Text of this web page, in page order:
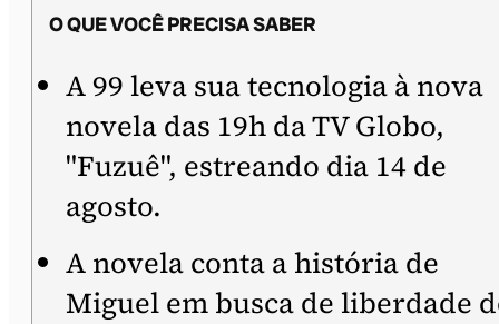
O QUE VOCÊ PRECISA SABER
A 99 leva sua tecnologia à nova
novela das 19h da TV Globo,
"Fuzuê", estreando dia 14 de
agosto.
A novela conta a história de
Miguel em busca de liberdade